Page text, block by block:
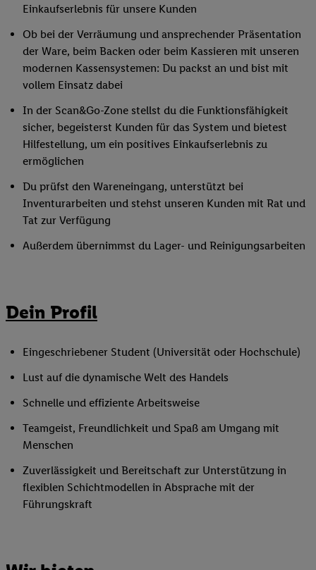
Einkaufserlebnis für unsere Kunden
Ob bei der Verräumung und ansprechender Präsentation
der Ware, beim Backen oder beim Kassieren mit unseren
modernen Kassensystemen: Du packst an und bist mit
vollem Einsatz dabei
In der Scan&Go-Zone stellst du die Funktionsfähigkeit
sicher, begeisterst Kunden für das System und bietest
Hilfestellung, um ein positives Einkaufserlebnis zu
ermöglichen
Du prüfst den Wareneingang, unterstützt bei
Inventurarbeiten und stehst unseren Kunden mit Rat und
Tat zur Verfügung
Außerdem übernimmst du Lager- und Reinigungsarbeiten
Dein Profil
Eingeschriebener Student (Universität oder Hochschule)
Lust auf die dynamische Welt des Handels
Schnelle und effiziente Arbeitsweise
Teamgeist, Freundlichkeit und Spaß am Umgang mit
Menschen
Zuverlässigkeit und Bereitschaft zur Unterstützung in
flexiblen Schichtmodellen in Absprache mit der
Führungskraft